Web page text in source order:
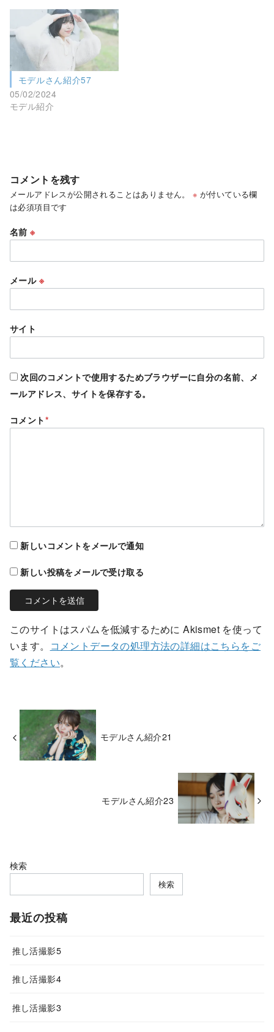
モデルさん紹介57
05/02/2024
モデル紹介
コメントを残す
メールアドレスが公開されることはありません。 ※ が付いている欄
は必須項目です
名前※
メール ※
サイト
次回のコメントで使用するためブラウザーに自分の名前、メ
ールアドレス、サイトを保存する。
コメント*
新しいコメントをメールで通知
新しい投稿をメールで受け取る
このサイトはスパムを低減するために Akismet を使って
います。
コメントデータの処理方法の詳細はこちらをご
覧ください。
モデルさん紹介21
モデルさん紹介23
検索
検索
最近の投稿
推し活撮影5
推し活撮影4
推し活撮影3